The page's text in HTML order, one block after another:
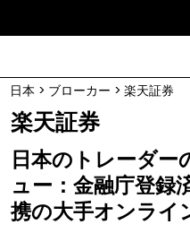
日本 > ブローカー > 楽天証券
楽天証券
日本のトレーダー
ュー：金融庁登録
携の大手オンライ